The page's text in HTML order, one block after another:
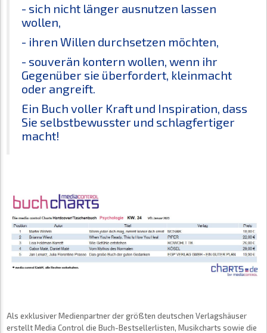
- sich nicht länger ausnutzen lassen
wollen,
- ihren Willen durchsetzen möchten,
- souverän kontern wollen, wenn ihr
Gegenüber sie überfordert, kleinmacht
oder angreift.
Ein Buch voller Kraft und Inspiration, dass
Sie selbstbewusster und schlagfertiger
macht!
Als exklusiver Medienpartner der größten deutschen Verlagshäuser
erstellt Media Control die Buch-Bestsellerlisten, Musikcharts sowie die